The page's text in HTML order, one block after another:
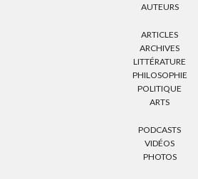
AUTEURS
ARTICLES
ARCHIVES
LITTÉRATURE
PHILOSOPHIE
POLITIQUE
ARTS
PODCASTS
VIDÉOS
PHOTOS